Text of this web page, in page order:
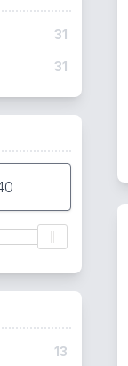
1
1
1
31
31
13